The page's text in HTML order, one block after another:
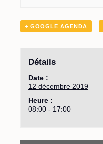
+ GOOGLE AGENDA
Détails
Date :
12 décembre 2019
Heure :
08:00 - 17:00